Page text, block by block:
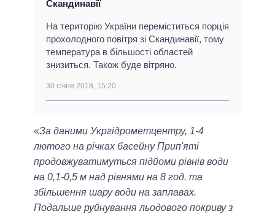
Скандинавії
На територію України переміститься порція
прохолодного повітря зі Скандинавії, тому
температура в більшості областей
знизиться. Також буде вітряно.
30 січня 2018, 15:20
«За даними Укргідрометцентру, 1-4
лютого на річках басейну Прип'яті
продовжуватимуться підйоми рівнів води
на 0,1-0,5 м над рівнями на 8 год. та
збільшення шару води на заплавах.
Подальше руйнування льодового покриву з